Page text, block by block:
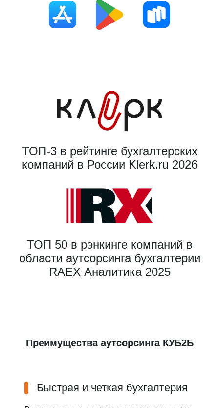
ТОП-3 в рейтинге бухгалтерских
компаний в России Klerk.ru 2026
ТОП 50 в рэнкинге компаний в
области аутсорсинга бухгалтерии
RAEX Аналитика 2025
Преимущества аутсорсинга КУБ2Б
Быстрая и четкая бухгалтерия